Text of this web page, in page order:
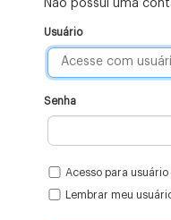
Não possui uma
Usuário
Senha
Acesso para
Lembrar meu